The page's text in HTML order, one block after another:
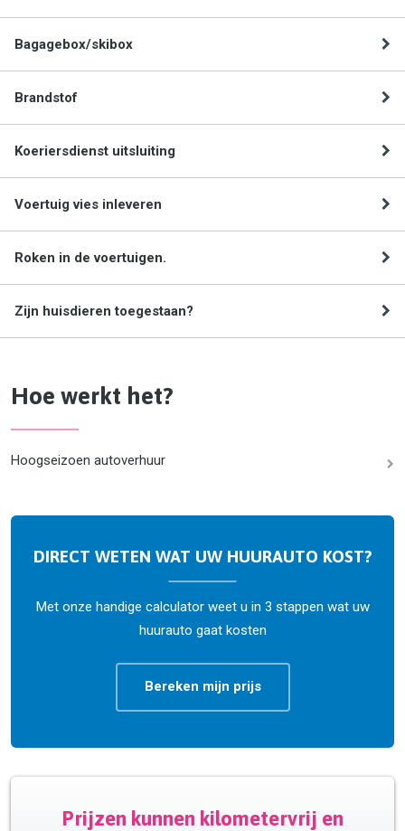
Bagagebox/skibox
Brandstof
Koeriersdienst uitsluiting
Voertuig vies inleveren
Roken in de voertuigen.
Zijn huisdieren toegestaan?
Hoe werkt het?
Hoogseizoen autoverhuur
DIRECT WETEN WAT UW HUURAUTO KOST?
Met onze handige calculator weet u in 3 stappen wat uw
huurauto gaat kosten
Bereken mijn prijs
Prijzen kunnen kilometervrij en